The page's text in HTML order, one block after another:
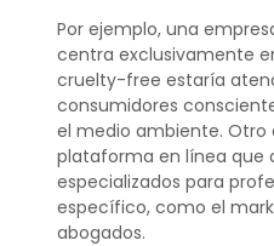
Por ejemplo, una
centra exclusivamente
cruelty-free estaría
consumidores
el medio ambiente. Otro
plataforma en línea que
especializados para
específico, como el
abogados.